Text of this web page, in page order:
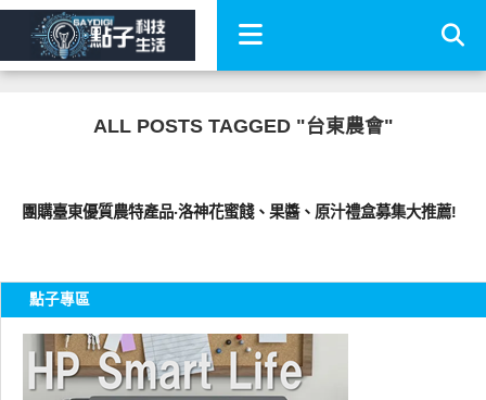
ALL POSTS TAGGED "台東農會"
團購臺東優質農特產品‧洛神花蜜餞、果醬、原汁禮盒募集大推薦!
點子專區